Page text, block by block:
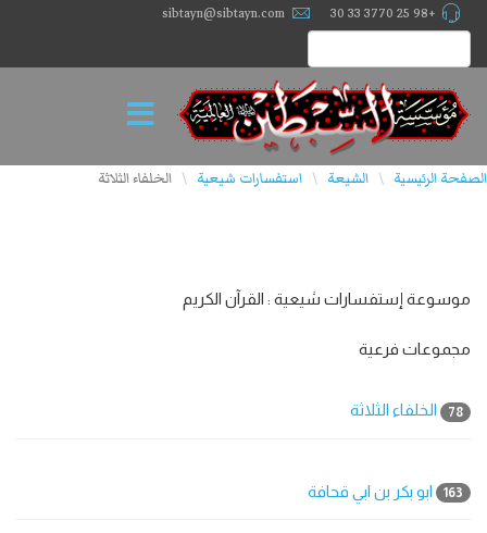
+98 25 3770 33 30
sibtayn@sibtayn.com
الصفحة الرئيسية \ الشيعة \ استفسارات شيعية \ الخلفاء الثلاثة
موسوعة إستفسارات شیعیة : القرآن الكريم
مجموعات فرعية
78 الخلفاء الثلاثة
163 ابو بكر بن ابي قحافة